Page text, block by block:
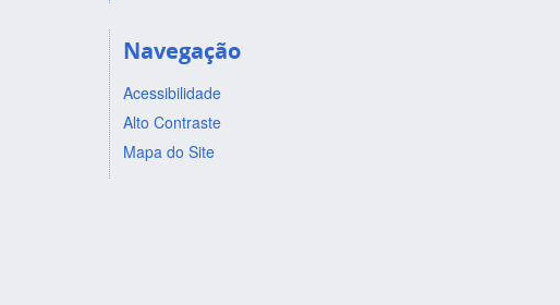
Navegação
Acessibilidade
Alto Contraste
Mapa do Site